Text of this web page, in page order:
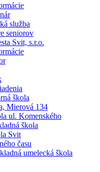
služba
seniorov
Svit, s.r.o.
škola
Mierová 134
ul. Komenského
škola
Svit
času
umelecká škola